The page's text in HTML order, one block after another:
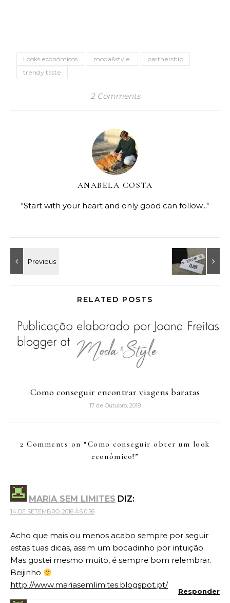
Looks económicos moda&style.
parthership
trendy taste
2 Comments
ANABELA COSTA
"Start with your heart and only good can follow..."
RELATED POSTS
Como conseguir encontrar viagens baratas
17 de Outubro, 2018
2 Comments on “Como conseguir obter um look
económico!”
MARIA SEM LIMITES DIZ:
14 DE SETEMBRO, 2016 ÀS 0:56
Acho que mais ou menos acabo sempre por seguir
estas tuas dicas, assim um bocadinho por intuição.
Mas gostei mesmo muito, é sempre bom relembrar.
Beijinho
http://www.mariasemlimites.blogspot.pt/
Responder